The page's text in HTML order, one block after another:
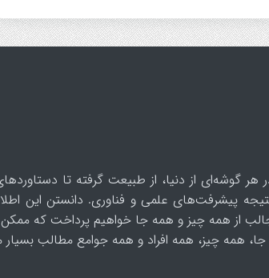
گوشه‌ای از دنیا، از طبیعت گرفته تا
پیشرفت‌های علمی و فناوری. دانستن این
از همه چیز و همه جا خواهیم پرداخت که
همه چیز، همه افراد و همه جوامع مطالب بسیار